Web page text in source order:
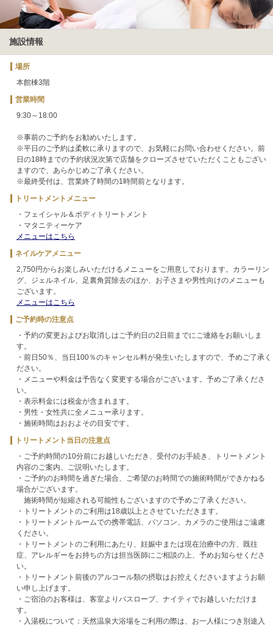
施設情報
場所
本館棟3階
営業時間
9:30～18:00
※事前のご予約をお勧めいたします。
※平日のご予約は柔軟に承りますので、お気軽にお問い合わせください。前
日の18時までの予約状況次第で店舗をクローズさせていただくこともござい
ますので、あらかじめご了承ください。
※最終受付は、営業終了時間の1時間前となります。
トリートメントメニュー
・フェイシャル＆ボディトリートメント
・マタニティーケア
メニューはこちら
ネイルケアメニュー
2,750円からお楽しみいただけるメニューをご用意しております。カラーリン
グ、ジェルネイル、足裏角質除去のほか、お子さまや男性向けのメニューも
ございます。
メニューはこちら
ご予約時の注意点
・予約の変更およびお取消しはご予約日の2日前までにご連絡をお願いしま
す。
・前日50％、当日100％のキャンセル料が発生いたしますので、予めご了承く
ださい。
・メニューや料金は予告なく変更する場合がございます。予めご了承くださ
い。
・表示料金には税金が含まれます。
・男性・女性共に全メニュー承ります。
・施術時間はおおよその目安です。
トリートメント当日の注意点
・ご予約時間の10分前にお越しいただき、受付のお手続き、トリートメント
内容のご案内、ご説明いたします。
・ご予約のお時間を過ぎた場合、ご希望のお時間での施術時間ができかねる
場合がございます。
施術時間が短縮される可能性もございますので予めご了承ください。
・トリートメントのご利用は18歳以上とさせていただきます。
・トリートメントルームでの携帯電話、パソコン、カメラのご使用はご遠慮
ください。
・トリートメントのご利用にあたり、妊娠中または現在治療中の方、既往
症、アレルギーをお持ちの方は担当医師にご相談の上、予めお知らせくださ
い。
・トリートメント前後のアルコール類の摂取はお控えくださいますようお願
い申し上げます。
・ご宿泊のお客様は、客室よりバスローブ、ナイティでお越しいただけま
す。
・入湯税について：天然温泉大浴場をご利用の際は、お一人様につき別途入